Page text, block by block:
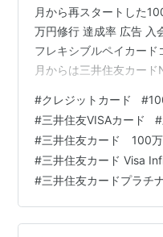
月から再スタートした
万円修行 達成率 広告
フレキシブルペイカー
月からは三井住友カー
様…なので11月から再ス
です。 7ヶ月で69％なの
順調なのですが、今月は
カードで購入したので、
進みそうです。 節約し
#クレジットカード #
#三井住友VISAカード #
#三井住友カード 100
#三井住友カード Visa
#三井住友カードプラチ